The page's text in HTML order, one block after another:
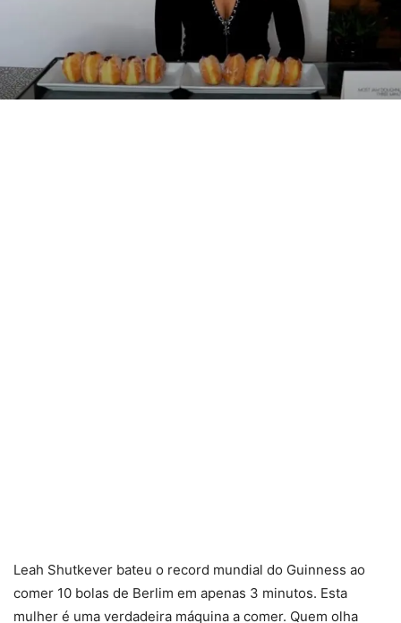
Leah Shutkever bateu o record mundial do Guinness ao
comer 10 bolas de Berlim em apenas 3 minutos. Esta
mulher é uma verdadeira máquina a comer. Quem olha